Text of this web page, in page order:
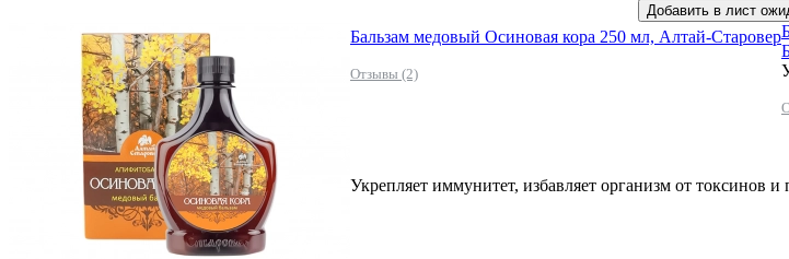
Добавить в лист
Бальзам медовый Осиновая кора 250 мл, Алтай-Старовер
Отзывы (2)
Укрепляет иммунитет, избавляет организм от токсинов и